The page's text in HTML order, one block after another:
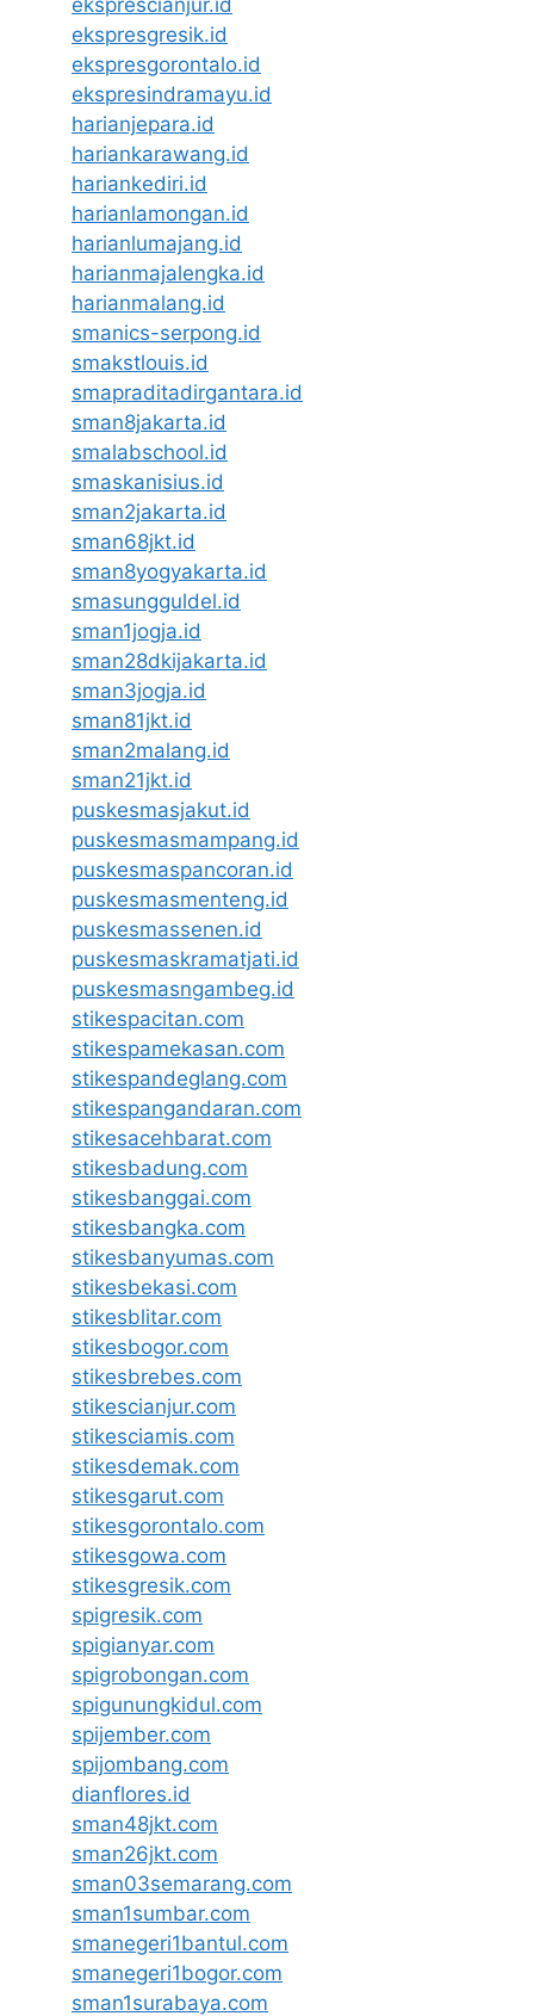
ekspresgresik.id
ekspresgorontalo.id
ekspresindramayu.id
harianjepara.id
hariankarawang.id
hariankediri.id
harianlamongan.id
harianlumajang.id
harianmajalengka.id
harianmalang.id
smanics-serpong.id
smakstlouis.id
smapraditadirgantara.id
sman8jakarta.id
smalabschool.id
smaskanisius.id
sman2jakarta.id
sman68jkt.id
sman8yogyakarta.id
smasungguldel.id
sman1jogja.id
sman28dkijakarta.id
sman3jogja.id
sman81jkt.id
sman2malang.id
sman21jkt.id
puskesmasjakut.id
puskesmasmampang.id
puskesmaspancoran.id
puskesmasmenteng.id
puskesmassenen.id
puskesmaskramatjati.id
puskesmasngambeg.id
stikespacitan.com
stikespamekasan.com
stikespandeglang.com
stikespangandaran.com
stikesacehbarat.com
stikesbadung.com
stikesbanggai.com
stikesbangka.com
stikesbanyumas.com
stikesbekasi.com
stikesblitar.com
stikesbogor.com
stikesbrebes.com
stikescianjur.com
stikesciamis.com
stikesdemak.com
stikesgarut.com
stikesgorontalo.com
stikesgowa.com
stikesgresik.com
spigresik.com
spigianyar.com
spigrobongan.com
spigunungkidul.com
spijember.com
spijombang.com
dianflores.id
sman48jkt.com
sman26jkt.com
sman03semarang.com
sman1sumbar.com
smanegeri1bantul.com
smanegeri1bogor.com
sman1surabaya.com